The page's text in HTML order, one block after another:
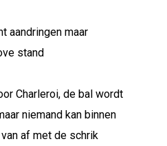
aandringen maar
stand
Charleroi, de bal wordt
niemand kan binnen
af met de schrik